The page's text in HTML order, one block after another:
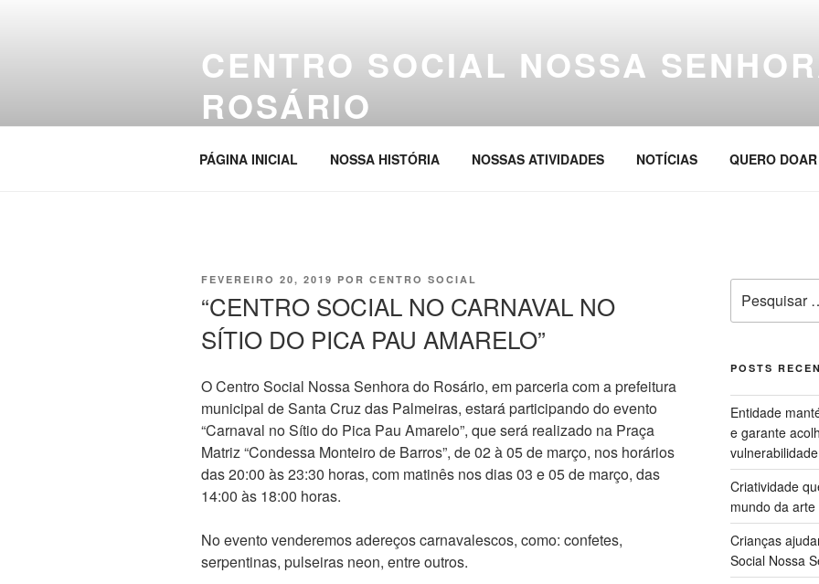
CENTRO SOCIAL NOSSA
ROSÁRIO
PÁGINA INICIAL NOSSA HISTÓRIA NOSSAS ATIVIDADES NOTÍCIAS QUERO DOAR
PUBLICADO
FEVEREIRO 20, 2019 POR CENTRO SOCIAL
“CENTRO SOCIAL NO CARNAVAL NO
SÍTIO DO PICA PAU AMARELO”
O Centro Social Nossa Senhora do Rosário, em parceria com a prefeitura
municipal de Santa Cruz das Palmeiras, estará participando do evento
“Carnaval no Sítio do Pica Pau Amarelo”, que será realizado na Praça
Matriz “Condessa Monteiro de Barros”, de 02 à 05 de março, nos horários
das 20:00 às 23:30 horas, com matinês nos dias 03 e 05 de março, das
14:00 às 18:00 horas.
No evento venderemos adereços carnavalescos, como: confetes,
serpentinas, pulseiras neon, entre outros.
por:
POSTS
Entidade
e garante
vulnerabilidade
Criatividade
mundo da
Crianças
Social Nossa